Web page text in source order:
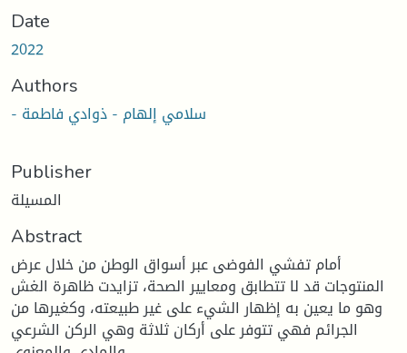
Date
2022
Authors
- سلامي إلهام - ذوادي فاطمة
Publisher
المسيلة
Abstract
أمام تفشي الفوضى عبر أسواق الوطن من خلال عرض
المنتوجات قد لا تتطابق ومعايير الصحة، تزايدت ظاهرة الغش
وهو ما يعين به إظهار الشيء على غير طبيعته، وكغيرها من
الجرائم فهي تتوفر على أركان ثلاثة وهي الركن الشرعي